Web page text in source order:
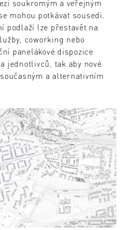
soukromým a veřejným
mohou potkávat sousedi.
podlaží lze přestavět na
coworking nebo
panelákové dispozice
jednotlivců, tak aby nové
a alternativním